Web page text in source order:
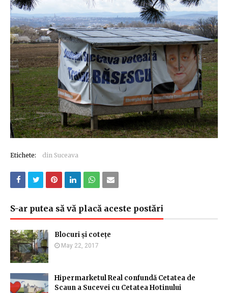
Etichete: din Suceava
S-ar putea să vă placă aceste postări
Blocuri și cotețe
May 22, 2017
Hipermarketul Real confundă Cetatea de
Scaun a Sucevei cu Cetatea Hotinului